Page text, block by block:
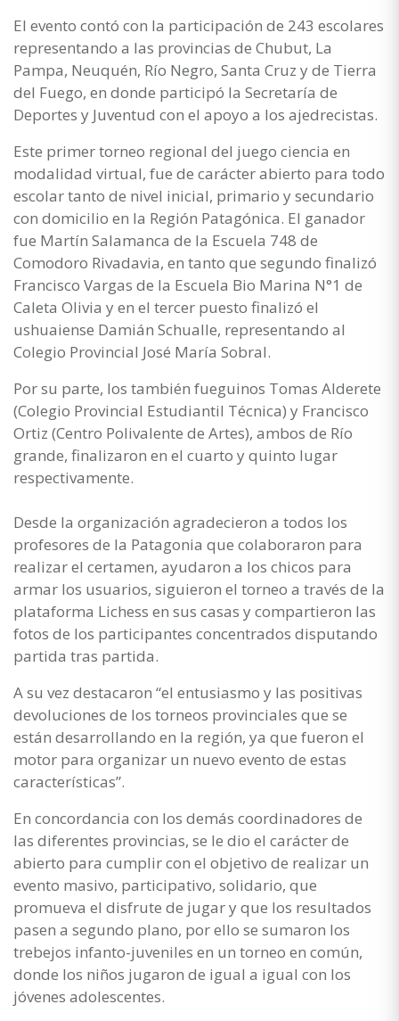
El evento contó con la participación de 243 escolares
representando a las provincias de Chubut, La
Pampa, Neuquén, Río Negro, Santa Cruz y de Tierra
del Fuego, en donde participó la Secretaría de
Deportes y Juventud con el apoyo a los ajedrecistas.
Este primer torneo regional del juego ciencia en
modalidad virtual, fue de carácter abierto para todo
escolar tanto de nivel inicial, primario y secundario
con domicilio en la Región Patagónica. El ganador
fue Martín Salamanca de la Escuela 748 de
Comodoro Rivadavia, en tanto que segundo finalizó
Francisco Vargas de la Escuela Bio Marina N°1 de
Caleta Olivia y en el tercer puesto finalizó el
ushuaiense Damián Schualle, representando al
Colegio Provincial José María Sobral.
Por su parte, los también fueguinos Tomas Alderete
(Colegio Provincial Estudiantil Técnica) y Francisco
Ortiz (Centro Polivalente de Artes), ambos de Río
grande, finalizaron en el cuarto y quinto lugar
respectivamente.
Desde la organización agradecieron a todos los
profesores de la Patagonia que colaboraron para
realizar el certamen, ayudaron a los chicos para
armar los usuarios, siguieron el torneo a través de la
plataforma Lichess en sus casas y compartieron las
fotos de los participantes concentrados disputando
partida tras partida.
A su vez destacaron “el entusiasmo y las positivas
devoluciones de los torneos provinciales que se
están desarrollando en la región, ya que fueron el
motor para organizar un nuevo evento de estas
características”.
En concordancia con los demás coordinadores de
las diferentes provincias, se le dio el carácter de
abierto para cumplir con el objetivo de realizar un
evento masivo, participativo, solidario, que
promueva el disfrute de jugar y que los resultados
pasen a segundo plano, por ello se sumaron los
trebejos infanto-juveniles en un torneo en común,
donde los niños jugaron de igual a igual con los
jóvenes adolescentes.